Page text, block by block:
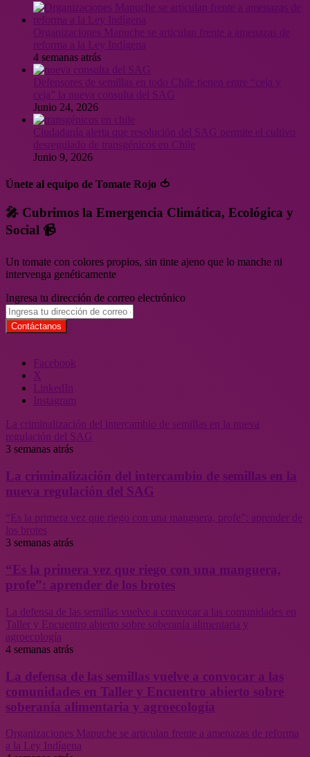
4 semanas atrás
Junio 24, 2026
Ciudadanía alerta que resolución del SAG permite el cultivo
desregulado de transgénicos en Chile
Junio 9, 2026
Únete al equipo de Tomate Rojo 🍅
🎤 Cubrimos la Emergencia Climática, Ecológica y
Social 📹
Un tomate con colores propios, sin tinte ajeno que lo manche ni
intervenga genéticamente
Ingresa tu dirección de correo electrónico
Facebook
X
LinkedIn
Instagram
La criminalización del intercambio de semillas en la nueva
regulación del SAG
3 semanas atrás
La criminalización del intercambio de semillas en la
nueva regulación del SAG
“Es la primera vez que riego con una manguera, profe”: aprender de
los brotes
3 semanas atrás
“Es la primera vez que riego con una manguera,
profe”: aprender de los brotes
La defensa de las semillas vuelve a convocar a las comunidades en
Taller y Encuentro abierto sobre soberanía alimentaria y
agroecología
4 semanas atrás
La defensa de las semillas vuelve a convocar a las
comunidades en Taller y Encuentro abierto sobre
soberanía alimentaria y agroecología
Organizaciones Mapuche se articulan frente a amenazas de reforma
a la Ley Indígena